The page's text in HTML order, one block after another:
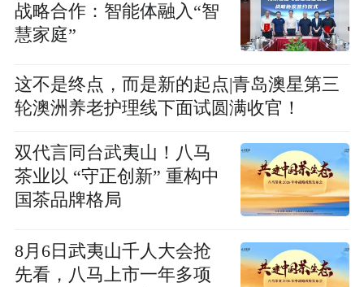
战略合作：智能体融入“智
慧家庭”
这不是终点，而是新的起点|青岛澳星第三
轮澳洲养老护理线下面试圆满收官！
双代言同台武夷山！八马
茶业以 “守正创新” 重构中
国茶品牌格局
8月6日武夷山千人大会抢
先看，八马上市一年多项